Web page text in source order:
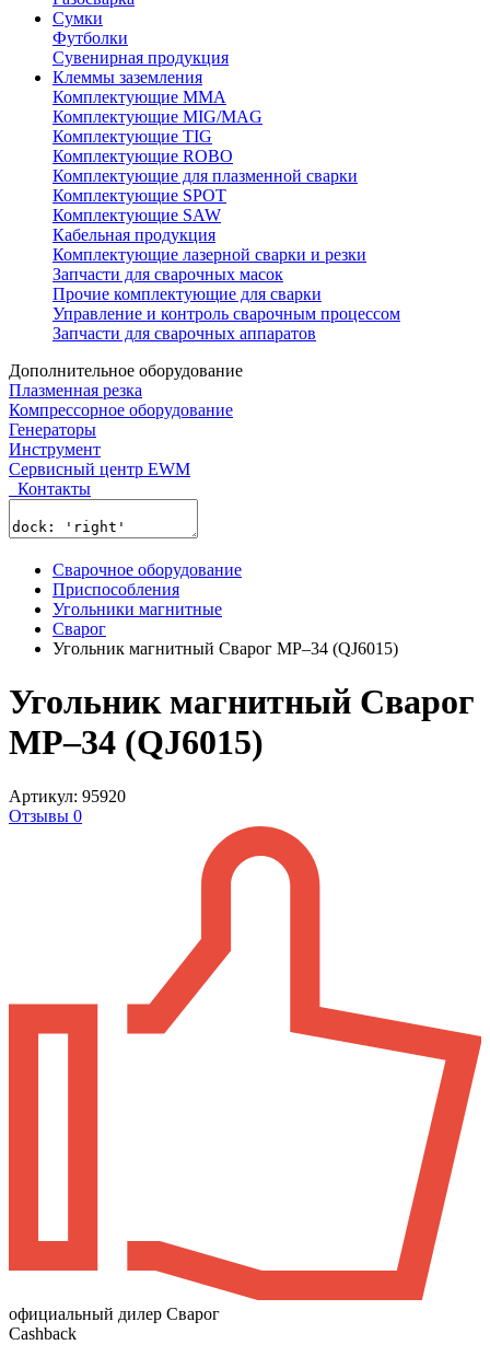
Сумки
Футболки
Сувенирная продукция
Клеммы заземления
Комплектующие ММА
Комплектующие MIG/MAG
Комплектующие TIG
Комплектующие ROBO
Комплектующие для плазменной сварки
Комплектующие SPOT
Комплектующие SAW
Кабельная продукция
Комплектующие лазерной сварки и резки
Запчасти для сварочных масок
Прочие комплектующие для сварки
Управление и контроль сварочным процессом
Запчасти для сварочных аппаратов
Дополнительное оборудование
Плазменная резка
Компрессорное оборудование
Генераторы
Инструмент
Сервисный центр EWM
Контакты
Сварочное оборудование
Приспособления
Угольники магнитные
Сварог
Угольник магнитный Сварог МР–34 (QJ6015)
Угольник магнитный Сварог
МР–34 (QJ6015)
Артикул: 95920
Отзывы 0
официальный дилер Сварог
Cashback